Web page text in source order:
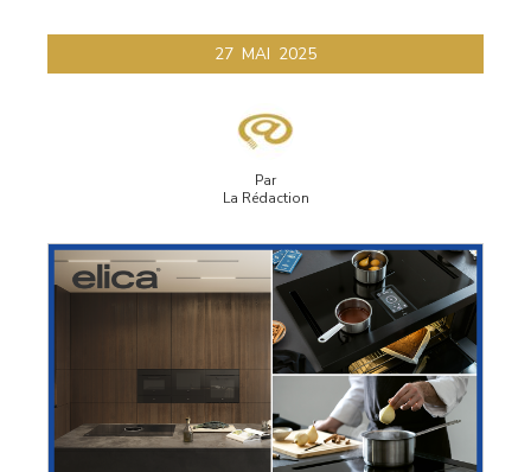
27 MAI 2025
Par
La Rédaction